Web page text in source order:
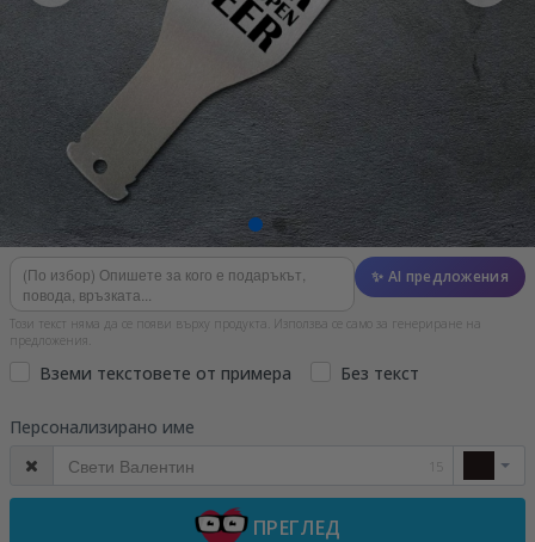
✨ AI предложения
Този текст няма да се появи върху продукта. Използва се само за генериране на
предложения.
Вземи текстовете от примера Без текст
Персонализирано име
15
ПРЕГЛЕД